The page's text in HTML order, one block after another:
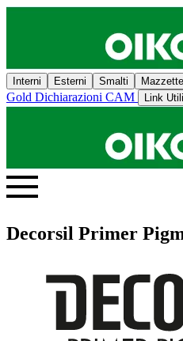
Interni Esterni Smalti Mazzette
Gold Dichiarazioni CAM Link Utili
Decorsil Primer